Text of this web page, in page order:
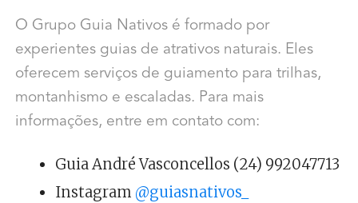
O Grupo Guia Nativos é formado por
experientes guias de atrativos naturais. Eles
oferecem serviços de guiamento para trilhas,
montanhismo e escaladas. Para mais
informações, entre em contato com:
Guia André Vasconcellos (24) 992047713
Instagram @guiasnativos_